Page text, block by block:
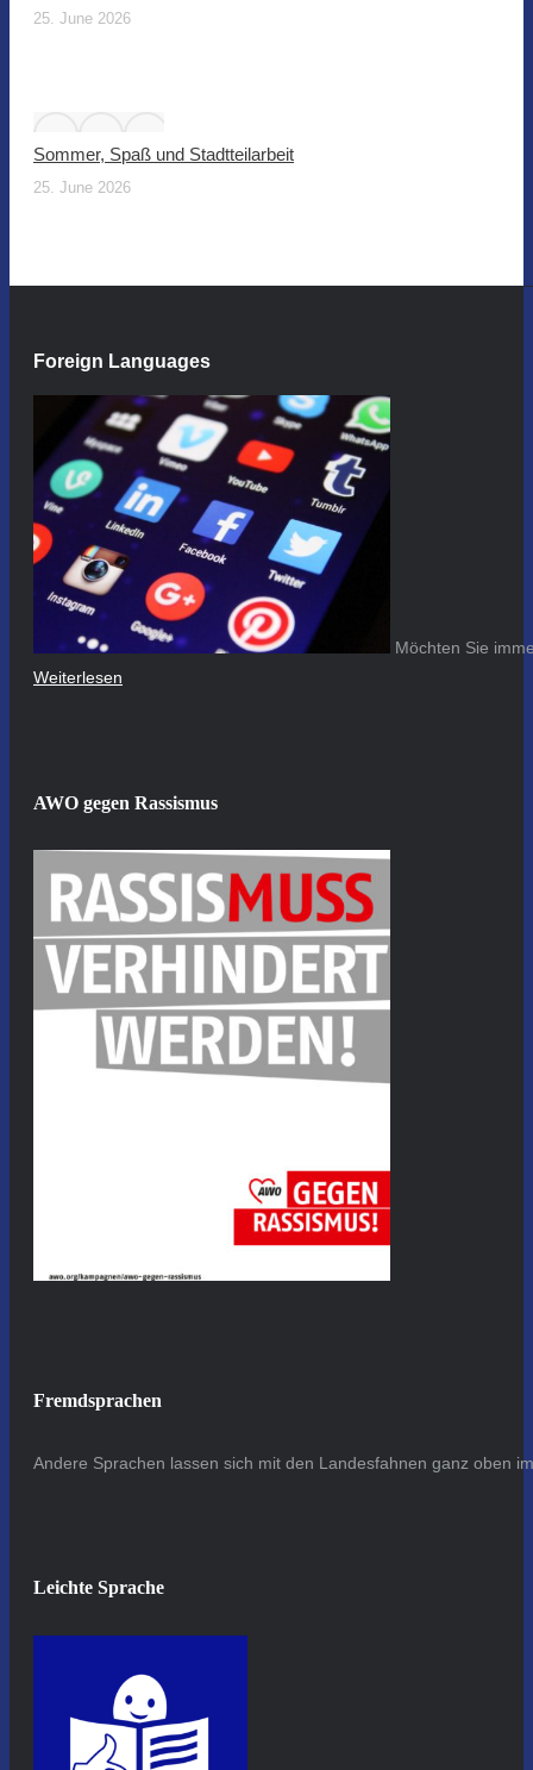
25. June 2026
Sommer, Spaß und Stadtteilarbeit
25. June 2026
Foreign Languages
Möchten Sie
Weiterlesen
AWO gegen Rassismus
Fremdsprachen
Andere Sprachen lassen sich mit den Landesfahnen ganz oben
Leichte Sprache